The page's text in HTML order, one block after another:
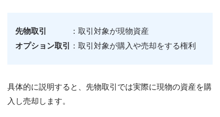
先物取引
：取引対象が現物資産
オプション取引
：取引対象が購入や売却をする権利
具体的に説明すると、先物取引では実際に現物の資産を購
入し売却します。